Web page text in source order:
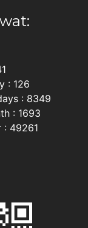
: 126
: 8349
: 1693
: 49261